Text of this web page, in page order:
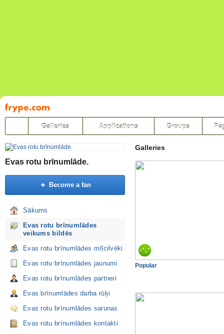
Pāriet
uz
saturu
Galleries Applications Groups
Evas rotu brīnumlāde.
Become a fan
Sākums
Evas rotu brīnumlādes
veikums bildēs
Evas rotu brīnumlādes mīļcilvēki
Evas rotu brīnumlādes jaunumi
Evas rotu brīnumlādes partneri
Evas brīnumlādes darba rūķi
Evas rotu brīnumlādes sarunas
Evas rotu brīnumlādes kontakti
Galleries
Popular